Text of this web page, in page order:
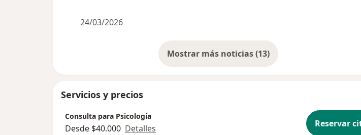
24/03/2026
Mostrar más noticias (13)
Servicios y precios
Consulta para Psicología
Desde $40.000 Detalles Reservar